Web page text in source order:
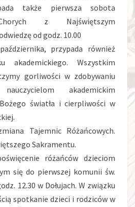
także pierwsza sobota
z Najświętszym
od godz. 10.00
przypada również
akademickiego. Wszystkim
gorliwości w zdobywaniu
akademickim
światła i cierpliwości w
Tajemnic Różańcowych.
Sakramentu.
różańców dzieciom
się do pierwszej komunii św.
12.30 w Dołujach. W związku
spotkanie dzieci i rodziców w